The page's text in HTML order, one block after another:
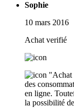
Sophie
10 mars 2016
Achat verifié
"Achat
des
en ligne.
la possibilité